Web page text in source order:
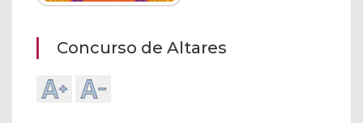
Concurso de Altares